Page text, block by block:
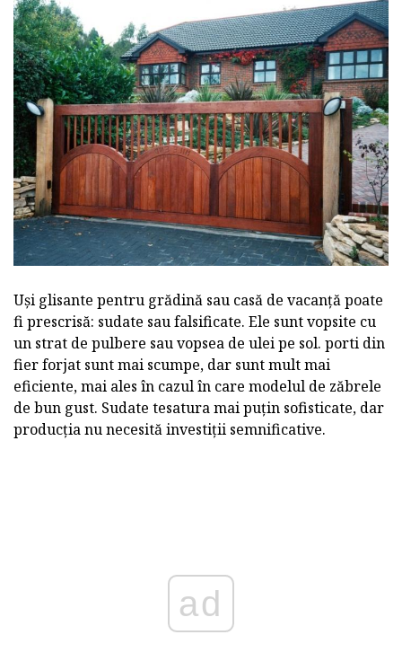
Uși glisante pentru grădină sau casă de vacanță poate
fi prescrisă: sudate sau falsificate. Ele sunt vopsite cu
un strat de pulbere sau vopsea de ulei pe sol. porti din
fier forjat sunt mai scumpe, dar sunt mult mai
eficiente, mai ales în cazul în care modelul de zăbrele
de bun gust. Sudate tesatura mai puțin sofisticate, dar
producția nu necesită investiții semnificative.
ad